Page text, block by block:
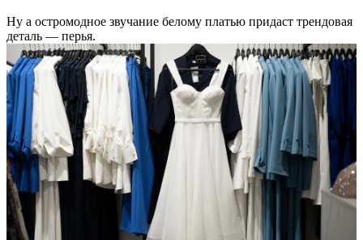
Ну а остромодное звучание белому платью придаст трендовая
деталь — перья.